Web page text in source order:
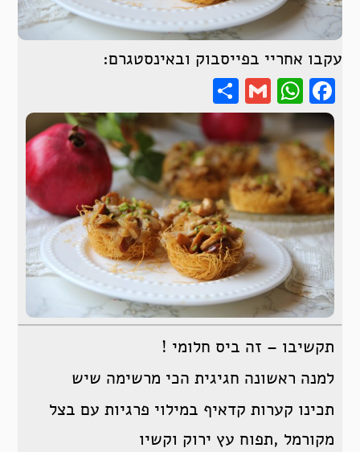
עקבו אחריי בפייסבוק ובאינסטגרם:
Facebook
WhatsApp
Gmail
תקשיבו – זה ביס חלומי !
למנה ראשונה חגיגית הכי מרשימה שיש
תכינו קערות קדאיף במילוי פרגיות עם בצל
מקורמל ,תפוח עץ ירוק וקשיו